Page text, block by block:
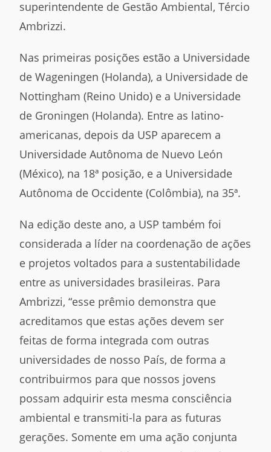
superintendente de Gestão Ambiental, Tércio
Ambrizzi.
Nas primeiras posições estão a Universidade
de Wageningen (Holanda), a Universidade de
Nottingham (Reino Unido) e a Universidade
de Groningen (Holanda). Entre as latino-
americanas, depois da USP aparecem a
Universidade Autônoma de Nuevo León
(México), na 18ª posição, e a Universidade
Autônoma de Occidente (Colômbia), na 35ª.
Na edição deste ano, a USP também foi
considerada a líder na coordenação de ações
e projetos voltados para a sustentabilidade
entre as universidades brasileiras. Para
Ambrizzi, “esse prêmio demonstra que
acreditamos que estas ações devem ser
feitas de forma integrada com outras
universidades de nosso País, de forma a
contribuirmos para que nossos jovens
possam adquirir esta mesma consciência
ambiental e transmiti-la para as futuras
gerações. Somente em uma ação conjunta